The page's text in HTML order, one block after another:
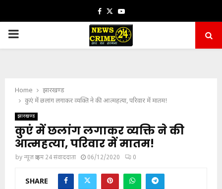
Facebook
TwitterYoutube
PRIMARY
Home
झारखण्ड
कुएं में छलांग लगाकर व्यक्ति ने की आत्महत्या, परिवार में मातम!
झारखण्ड
कुएं में छलांग लगाकर व्यक्ति ने की
आत्महत्या, परिवार में मातम!
byन्यूज़ क्राइम 24 संवाददाता 06/12/2020 0
SHARE